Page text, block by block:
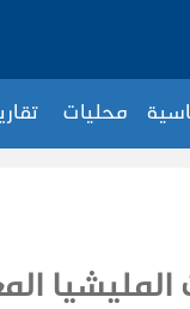
محليات